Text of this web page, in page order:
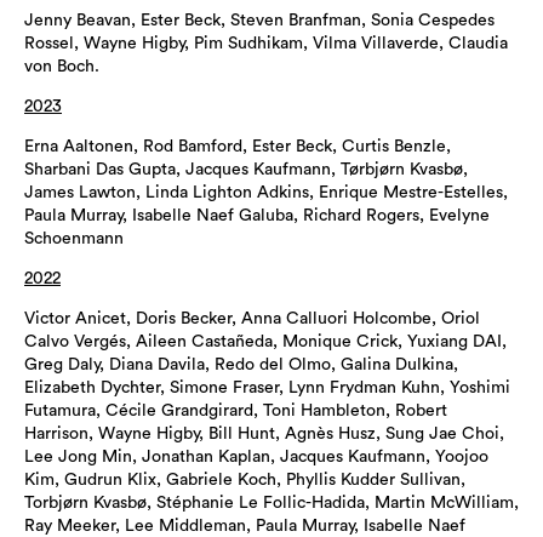
Jenny Beavan, Ester Beck, Steven Branfman, Sonia Cespedes
Rossel, Wayne Higby, Pim Sudhikam, Vilma Villaverde, Claudia
von Boch.
2023
Erna Aaltonen, Rod Bamford, Ester Beck, Curtis Benzle,
Sharbani Das Gupta, Jacques Kaufmann, Tørbjørn Kvasbø,
James Lawton, Linda Lighton Adkins, Enrique Mestre-Estelles,
Paula Murray, Isabelle Naef Galuba, Richard Rogers, Evelyne
Schoenmann
2022
Victor Anicet, Doris Becker, Anna Calluori Holcombe, Oriol
Calvo Vergés, Aileen Castañeda, Monique Crick, Yuxiang DAI,
Greg Daly, Diana Davila, Redo del Olmo, Galina Dulkina,
Elizabeth Dychter, Simone Fraser, Lynn Frydman Kuhn, Yoshimi
Futamura, Cécile Grandgirard, Toni Hambleton, Robert
Harrison, Wayne Higby, Bill Hunt, Agnès Husz, Sung Jae Choi,
Lee Jong Min, Jonathan Kaplan, Jacques Kaufmann, Yoojoo
Kim, Gudrun Klix, Gabriele Koch, Phyllis Kudder Sullivan,
Torbjørn Kvasbø, Stéphanie Le Follic-Hadida, Martin McWilliam,
Ray Meeker, Lee Middleman, Paula Murray, Isabelle Naef